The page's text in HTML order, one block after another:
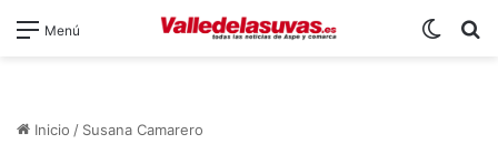
Menú
Inicio / Susana Camarero